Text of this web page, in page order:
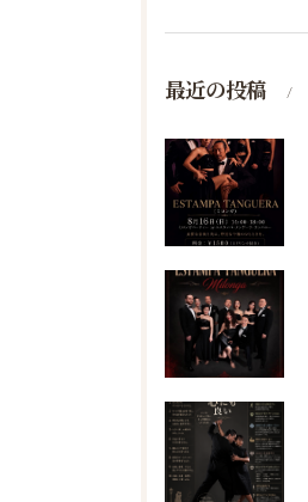
最近の投稿